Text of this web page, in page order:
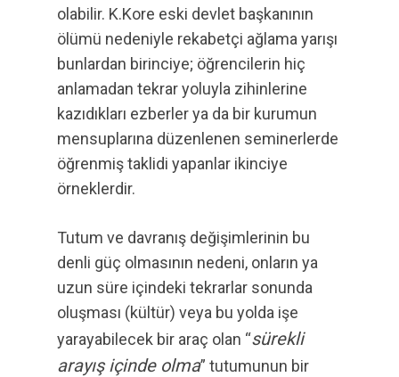
olabilir. K.Kore eski devlet başkanının
ölümü nedeniyle rekabetçi ağlama yarışı
bunlardan birinciye; öğrencilerin hiç
anlamadan tekrar yoluyla zihinlerine
kazıdıkları ezberler ya da bir kurumun
mensuplarına düzenlenen seminerlerde
öğrenmiş taklidi yapanlar ikinciye
örneklerdir.
Tutum ve davranış değişimlerinin bu
denli güç olmasının nedeni, onların ya
uzun süre içindeki tekrarlar sonunda
oluşması (kültür) veya bu yolda işe
yarayabilecek bir araç olan “sürekli
arayış içinde olma” tutumunun bir